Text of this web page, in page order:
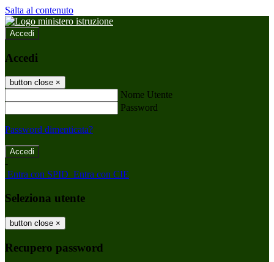
Salta al contenuto
Accedi
Accedi
button close ×
Nome Utente
Password
Password dimenticata?
-
Entra con SPID Entra con CIE
Seleziona utente
button close ×
Recupero password